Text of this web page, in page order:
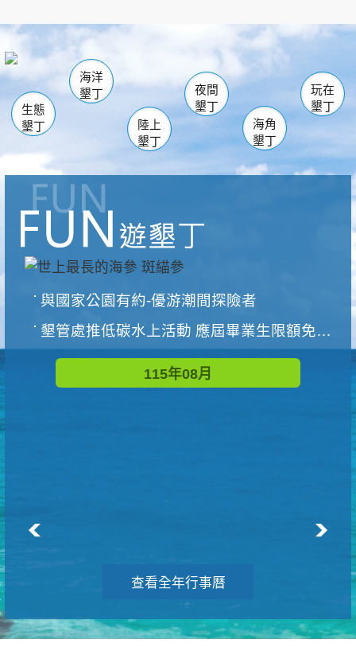
南仁湖
海生館
恆春 佳樂水
龍鑾潭自然中心 森林遊樂區
瓊麻館
關山 墾管處遊客中心
社頂公園 風吹沙
船帆石
白砂 龍磐公園
香蕉灣
砂島
鵝鑾鼻
生態
墾丁
海洋
墾丁
陸上
墾丁
夜間
墾丁
海角
墾丁
玩在
墾丁
與國家公園有約-優游潮間探險者
墾管處推低碳水上活動 應屆畢業生限額免費參加
115年08月
查看全年行事曆